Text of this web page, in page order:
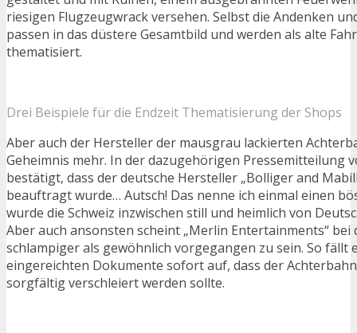
riesigen Flugzeugwrack versehen. Selbst die Andenken
passen in das düstere Gesamtbild und werden als alte
thematisiert.
Drei Beispiele für die Endzeit Thematisierung der Shops
Aber auch der Hersteller der mausgrau lackierten
Geheimnis mehr. In der dazugehörigen Pressemitteilung
bestätigt, dass der deutsche Hersteller „Bolliger and
beauftragt wurde… Autsch! Das nenne ich einmal einen
wurde die Schweiz inzwischen still und heimlich von
Aber auch ansonsten scheint „Merlin Entertainments“
schlampiger als gewöhnlich vorgegangen zu sein. So fällt
eingereichten Dokumente sofort auf, dass der
sorgfältig verschleiert werden sollte.